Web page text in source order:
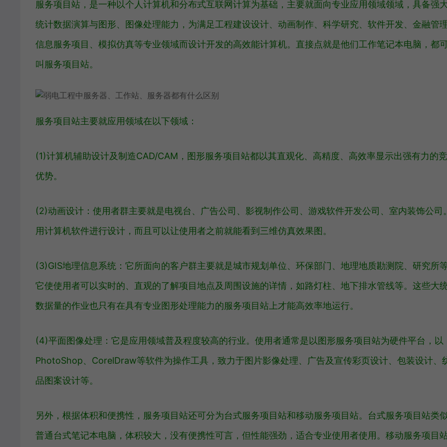
服务项目站，是一种以个人计算机和分布式互联网计算为基础，主要就面向专业应用领域领域，具备强
统计数据演算与图形、图像处理能力，为满足工程建设设计、动画制作、科学研究、软件开发、金融管理
信息服务项目、模拟仿真等专业领域而设计开发的高效能计算机。直接点就是他们工作笔记本电脑，都
叫服务项目站。
服务项目站主要就应用领域在以下领域：
(1)计算机辅助设计及制造CAD/CAM，图形服务项目站都以其直观化、高精度、高效率显示出强有力的
优势。
(2)动画设计：使用者群主要就是电视台、广告公司、影视制作公司、游戏软件开发公司、室内装饰公司
用计算机软件进行设计，而且可以让使用者之前就能看到三维仿真效果图。
(3)GIS地理信息系统：它所面向的客户群主要就是城市规划单位、环保部门、地理地质勘测院、研究所等
它使使用者可以实时的、直观的了解项目地点及周围设施的详情，如路灯柱、地下排水管线等。这些大
数据量的作业也只有在具有专业图形处理能力的服务项目站上才能高效率地运行。
(4)平面图像处理：它是应用领域普及程度较高的行业。使用者通常是以图形服务项目站为硬件平台，以
PhotoShop、CorelDraw等软件为操作工具，致力于图片影像处理、广告及宣传彩页设计、包装设计、
品图案设计等。
另外，根据体积和便携性，服务项目站还可分为台式服务项目站和移动服务项目站。台式服务项目站类
普通台式笔记本电脑，体积较大，没有便携性可言，但性能强劲，适合专业使用者使用。移动服务项目